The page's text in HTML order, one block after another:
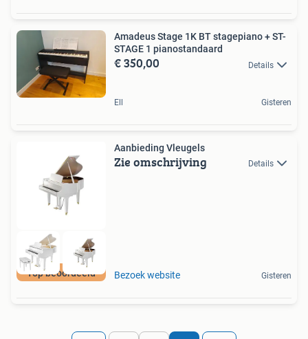
Amadeus Stage 1K BT stagepiano + ST-
STAGE 1 pianostandaard
€ 350,00 Details
Ell Gisteren
Top beoordeeld
Aanbieding Vleugels
Zie omschrijving Details
Bezoek website Gisteren